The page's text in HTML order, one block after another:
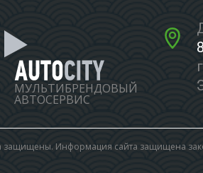
МУЛЬТИБРЕНДОВЫЙ
АВТОСЕРВИС
защищены. Информация сайта защищена